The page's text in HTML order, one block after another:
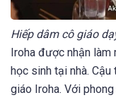
Hiếp dâm cô giáo
Iroha được nhận
học sinh tại nhà.
giáo Iroha. Với